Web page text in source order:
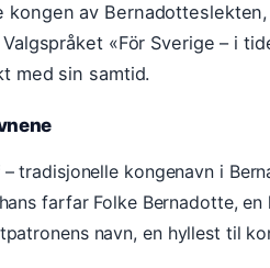
kongen av
«För Sverige – i
med sin samtid.
– tradisjonelle kongenavn i
farfar Folke Bernadotte,
navn, en hyllest til